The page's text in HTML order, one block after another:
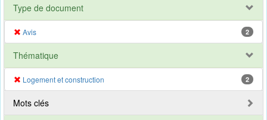
Type de document
Avis 2
Thématique
Logement et construction 2
Mots clés